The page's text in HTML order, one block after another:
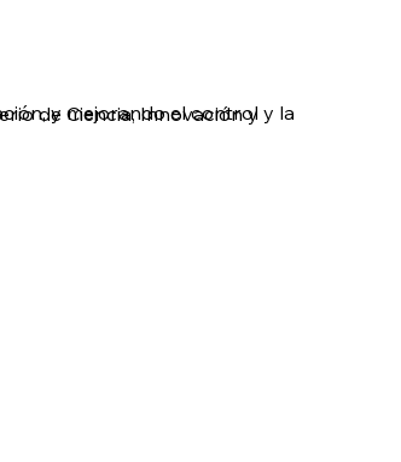
y mejorando el control y la
de Ciencia, Innovación y